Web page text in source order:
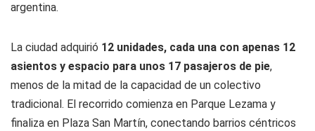
argentina.
La ciudad adquirió 12 unidades, cada una con apenas 12
asientos y espacio para unos 17 pasajeros de pie,
menos de la mitad de la capacidad de un colectivo
tradicional. El recorrido comienza en Parque Lezama y
finaliza en Plaza San Martín, conectando barrios céntricos